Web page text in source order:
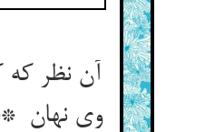
آن نظر که
وی نهان